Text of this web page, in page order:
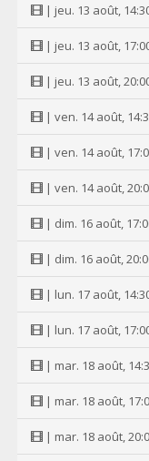
| jeu. 13 août,
| jeu. 13 août,
| jeu. 13 août,
| ven. 14 août,
| ven. 14 août,
| ven. 14 août,
| dim. 16 août,
| dim. 16 août,
| lun. 17 août,
| lun. 17 août,
| mar. 18 août,
| mar. 18 août,
| mar. 18 août,